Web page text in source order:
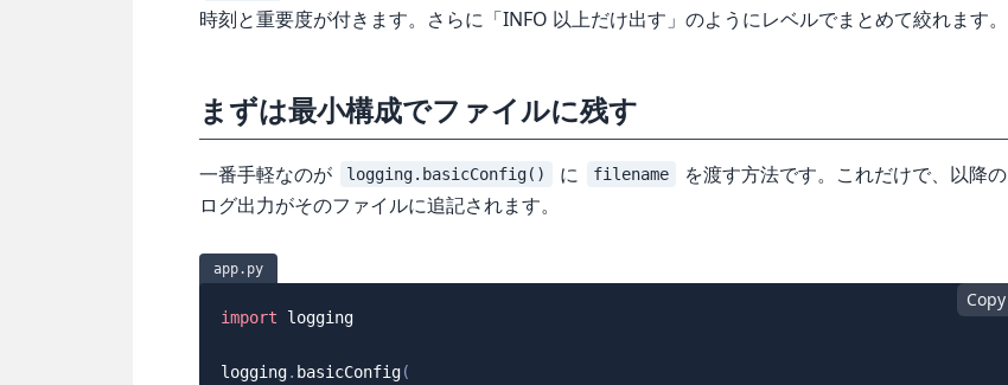
時刻と重要度が付きます。さらに「INFO 以上だけ出す」のようにレベルでまとめて絞れます。
まずは最小構成でファイルに残す
一番手軽なのが logging.basicConfig() に filename
を渡す方法です。これだけで、以降の
ログ出力がそのファイルに追記されます。
app.py
Copy
import logging
logging. basicConfig(